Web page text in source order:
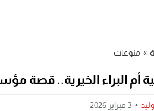
» منوعات
أم البراء الخيرية.. قصة
3 فبراير 2026